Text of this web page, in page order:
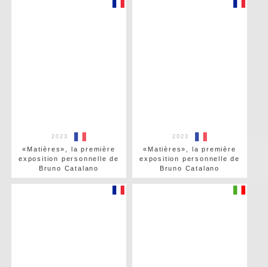
2023
«Matières», la première
exposition personnelle de
Bruno Catalano
2023
«Matières», la première
exposition personnelle de
Bruno Catalano